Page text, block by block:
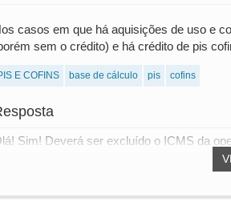
casos em que há aquisições de uso e
sem o crédito) e há crédito de pis
E COFINS base de cálculo pis cofins
Sim! Deverá ser excluído o ICMS da